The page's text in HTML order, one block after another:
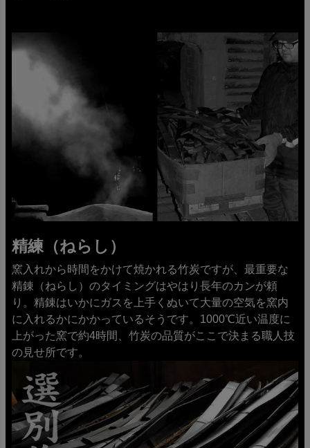
精練（ねらし）
窯入れから時間をかけて焼かれる竹炭ですが、最重要な
精錬（ねらし）のタイミングはやはり長年のカンが頼
り。精錬はいかにガスを上手くぬいて大量の空気を窯内
に入れるかにかかっているそうです。1000℃近い温度に
上がった窯で約4時間、竹炭の品質がここで決まる職人技
の見せ所です。